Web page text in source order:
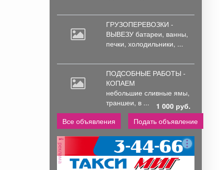
ГРУЗОПЕРЕВОЗКИ -
ВЫВЕЗУ батареи, ванны,
печки, холодильники, ...
ПОДСОБНЫЕ РАБОТЫ -
КОПАЕМ
небольшие сливные ямы,
траншеи, в ...
1 000 руб.
Все объявления
Подать объявление
реклама